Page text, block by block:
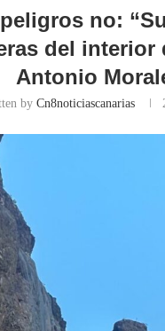
peligros no:
del interior
Antonio
by Cn8noticiascanarias